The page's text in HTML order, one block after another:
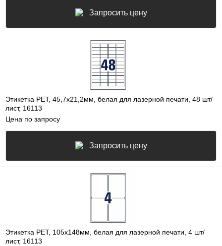
Запросить цену
Этикетка PET, 45,7х21,2мм, белая для лазерной печати, 48 шт/
лист, 16113
Цена по запросу
Запросить цену
Этикетка PEТ, 105х148мм, белая для лазерной печати, 4 шт/
лист, 16113